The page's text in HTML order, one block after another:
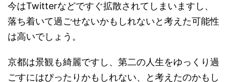
今はTwitterなどですぐ拡散されてしまいますし、
落ち着いて過ごせないかもしれないと考えた可能性
は高いでしょう。
京都は景観も綺麗ですし、第二の人生をゆっくり過
ごすにはぴったりかもしれない、と考えたのかもし